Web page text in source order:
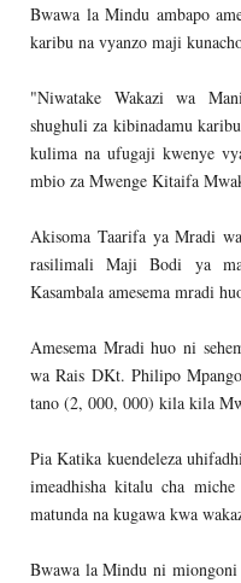
Bwawa la Mindu ambapo
karibu na vyanzo maji
"Niwatake Wakazi wa
shughuli za kibinadamu
kulima na ufugaji kwenye
mbio za Mwenge Kitaifa
Akisoma Taarifa ya Mradi
rasilimali Maji Bodi ya
Kasambala amesema mradi
Amesema Mradi huo ni
wa Rais DKt. Philipo
tano (2, 000, 000) kila kila
Pia Katika kuendeleza
imeadhisha kitalu cha
matunda na kugawa kwa
Bwawa la Mindu ni